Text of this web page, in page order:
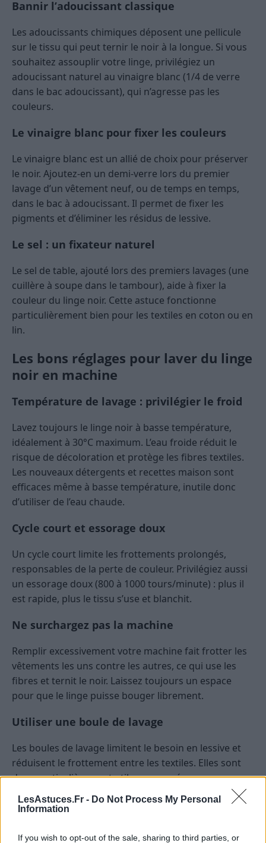
LesAstuces.Fr - Do Not Process My Personal
Information
If you wish to opt-out of the sale, sharing to third parties, or
Bannir l’adoucissant classique
Les adoucissants chimiques déposent une pellicule
sur le tissu qui peut ternir le noir à la longue. Si vous
souhaitez assouplir votre linge, privilégiez un
adoucissant naturel au vinaigre blanc (1/4 de verre
dans le bac adoucissant), qui n’agresse pas les
couleurs.
Le vinaigre blanc pour fixer les couleurs
Le vinaigre blanc est un allié de choix pour préserver
le noir. Ajoutez-en un demi-verre lors du premier
lavage d’un vêtement neuf, ou de temps en temps,
dans le bac à adoucissant. Il permet de fixer les
pigments et d’éliminer les résidus de lessive.
Le sel : un fixateur naturel
Le sel de table, ajouté lors des premiers lavages (une
cuillère à soupe dans le tambour), aide à fixer la
couleur du linge noir. Cette astuce fonctionne
particulièrement bien pour les textiles en coton ou en
lin.
Les bons réglages pour laver du linge
noir en machine
Température de lavage : privilégier le froid
Lavez toujours le linge noir à basse température,
idéalement à 30°C maximum. L’eau froide réduit le
risque de décoloration et protège les fibres textiles.
Les nouveaux détergents et recettes maison sont
efficaces même à basse température, inutile donc
d’utiliser de l’eau chaude.
Cycle court et essorage doux
Un cycle court limite les frottements prolongés,
responsables de la perte de couleur. Privilégiez aussi
un essorage doux (800 à 1000 tours/minute) : plus il
est rapide, plus le tissu s’use et blanchit.
Ne surchargez pas la machine
Remplir excessivement votre machine fait frotter les
vêtements les uns contre les autres, ce qui use les
fibres et ternit le noir. Laissez toujours un espace
pour que le linge puisse bouger librement.
Utiliser une boule de lavage
Les boules de lavage limitent le besoin en lessive et
réduisent le frottement entre les textiles. Elles sont
donc particulièrement utiles pour préserver
l’intensité des couleurs foncées.
préserver le noir